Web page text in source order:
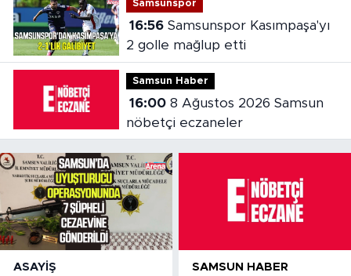
Samsunspor
16:56Samsunspor Kasımpaşa'yı
2 golle mağlup etti
Samsun Haber
16:008 Ağustos 2026 Samsun
nöbetçi eczaneler
ASAYIŞ SAMSUN HABER